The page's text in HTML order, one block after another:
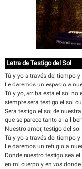
Letra de Testigo del Sol
Tú y yo a través del tiempo
Le daremos un espacio a
Tú y yo, arriba está el sol no
siempre será testigo el sol
Será testigo el sol de
que se parece tanto a la
Nuestro amor, testigo del
Tú y yo a través del tiempo
Le daremos un refugio a
Donde nuestro testigo sea
en mi cuerpo y en vos